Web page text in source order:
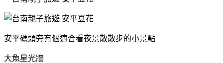
安平碼頭旁有個適合看夜景散散步的小景點
大魚星光牆